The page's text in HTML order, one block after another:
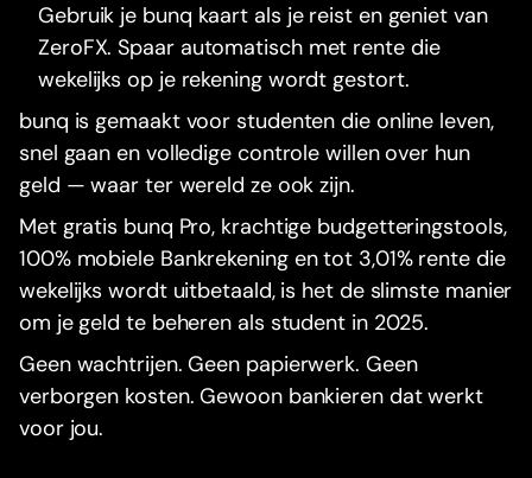
Gebruik je bunq kaart als je reist en geniet van
ZeroFX. Spaar automatisch met rente die
wekelijks op je rekening wordt gestort.
bunq is gemaakt voor studenten die online leven,
snel gaan en volledige controle willen over hun
geld — waar ter wereld ze ook zijn.
Met gratis bunq Pro, krachtige budgetteringstools,
100% mobiele Bankrekening en tot 3,01% rente die
wekelijks wordt uitbetaald, is het de slimste manier
om je geld te beheren als student in 2025.
Geen wachtrijen. Geen papierwerk. Geen
verborgen kosten. Gewoon bankieren dat werkt
voor jou.